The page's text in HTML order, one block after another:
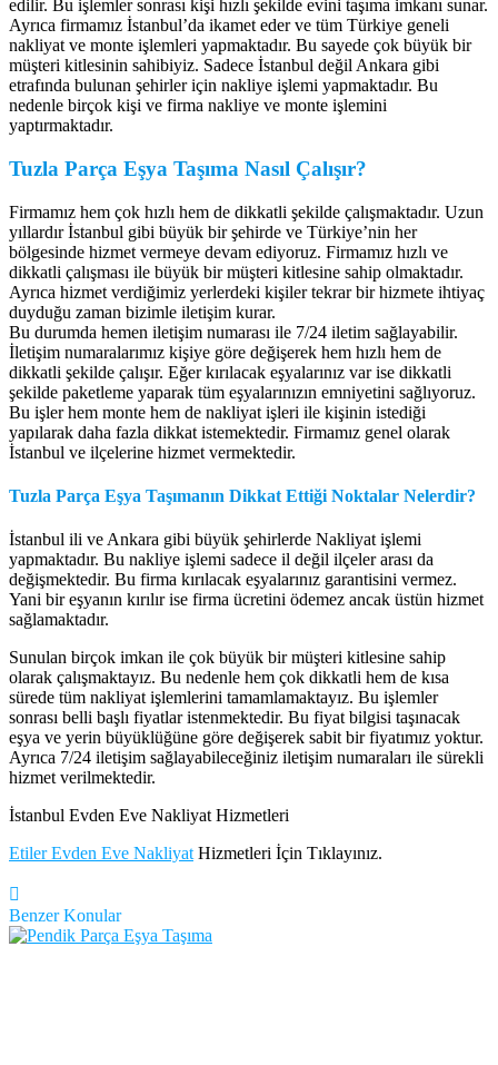
edilir. Bu işlemler sonrası kişi hızlı şekilde evini taşıma imkanı sunar.
Ayrıca firmamız İstanbul’da ikamet eder ve tüm Türkiye geneli
nakliyat ve monte işlemleri yapmaktadır. Bu sayede çok büyük bir
müşteri kitlesinin sahibiyiz. Sadece İstanbul değil Ankara gibi
etrafında bulunan şehirler için nakliye işlemi yapmaktadır. Bu
nedenle birçok kişi ve firma nakliye ve monte işlemini
yaptırmaktadır.
Tuzla Parça Eşya Taşıma Nasıl Çalışır?
Firmamız hem çok hızlı hem de dikkatli şekilde çalışmaktadır. Uzun
yıllardır İstanbul gibi büyük bir şehirde ve Türkiye’nin her
bölgesinde hizmet vermeye devam ediyoruz. Firmamız hızlı ve
dikkatli çalışması ile büyük bir müşteri kitlesine sahip olmaktadır.
Ayrıca hizmet verdiğimiz yerlerdeki kişiler tekrar bir hizmete ihtiyaç
duyduğu zaman bizimle iletişim kurar.
Bu durumda hemen iletişim numarası ile 7/24 iletim sağlayabilir.
İletişim numaralarımız kişiye göre değişerek hem hızlı hem de
dikkatli şekilde çalışır. Eğer kırılacak eşyalarınız var ise dikkatli
şekilde paketleme yaparak tüm eşyalarınızın emniyetini sağlıyoruz.
Bu işler hem monte hem de nakliyat işleri ile kişinin istediği
yapılarak daha fazla dikkat istemektedir. Firmamız genel olarak
İstanbul ve ilçelerine hizmet vermektedir.
Tuzla Parça Eşya Taşımanın Dikkat Ettiği Noktalar Nelerdir?
İstanbul ili ve Ankara gibi büyük şehirlerde Nakliyat işlemi
yapmaktadır. Bu nakliye işlemi sadece il değil ilçeler arası da
değişmektedir. Bu firma kırılacak eşyalarınız garantisini vermez.
Yani bir eşyanın kırılır ise firma ücretini ödemez ancak üstün hizmet
sağlamaktadır.
Sunulan birçok imkan ile çok büyük bir müşteri kitlesine sahip
olarak çalışmaktayız. Bu nedenle hem çok dikkatli hem de kısa
sürede tüm nakliyat işlemlerini tamamlamaktayız. Bu işlemler
sonrası belli başlı fiyatlar istenmektedir. Bu fiyat bilgisi taşınacak
eşya ve yerin büyüklüğüne göre değişerek sabit bir fiyatımız yoktur.
Ayrıca 7/24 iletişim sağlayabileceğiniz iletişim numaraları ile sürekli
hizmet verilmektedir.
İstanbul Evden Eve Nakliyat Hizmetleri
Etiler Evden Eve Nakliyat Hizmetleri İçin Tıklayınız.
Benzer Konular